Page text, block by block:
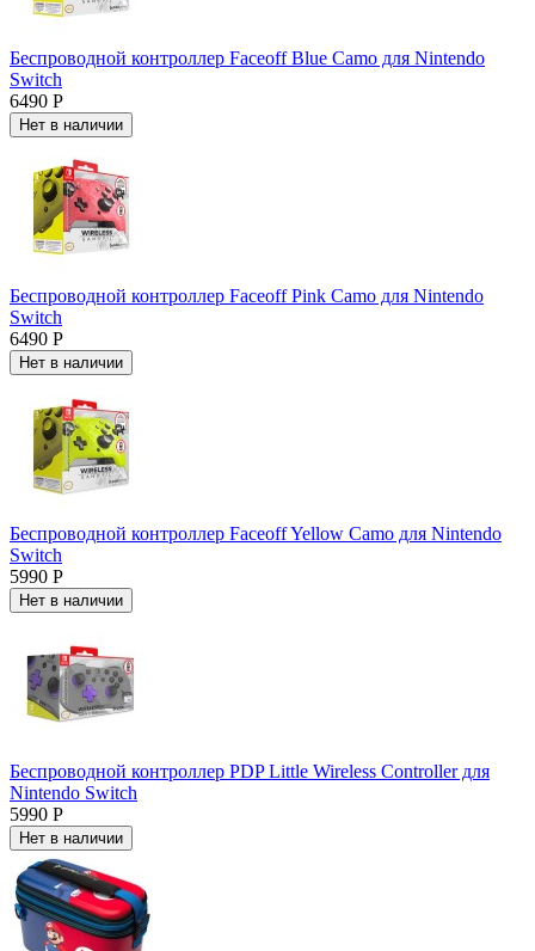
Беспроводной контроллер Faceoff Blue Camo для Nintendo
Switch
6490 Р
Нет в наличии
Беспроводной контроллер Faceoff Pink Camo для Nintendo
Switch
6490 Р
Нет в наличии
Беспроводной контроллер Faceoff Yellow Camo для Nintendo
Switch
5990 Р
Нет в наличии
Беспроводной контроллер PDP Little Wireless Controller для
Nintendo Switch
5990 Р
Нет в наличии